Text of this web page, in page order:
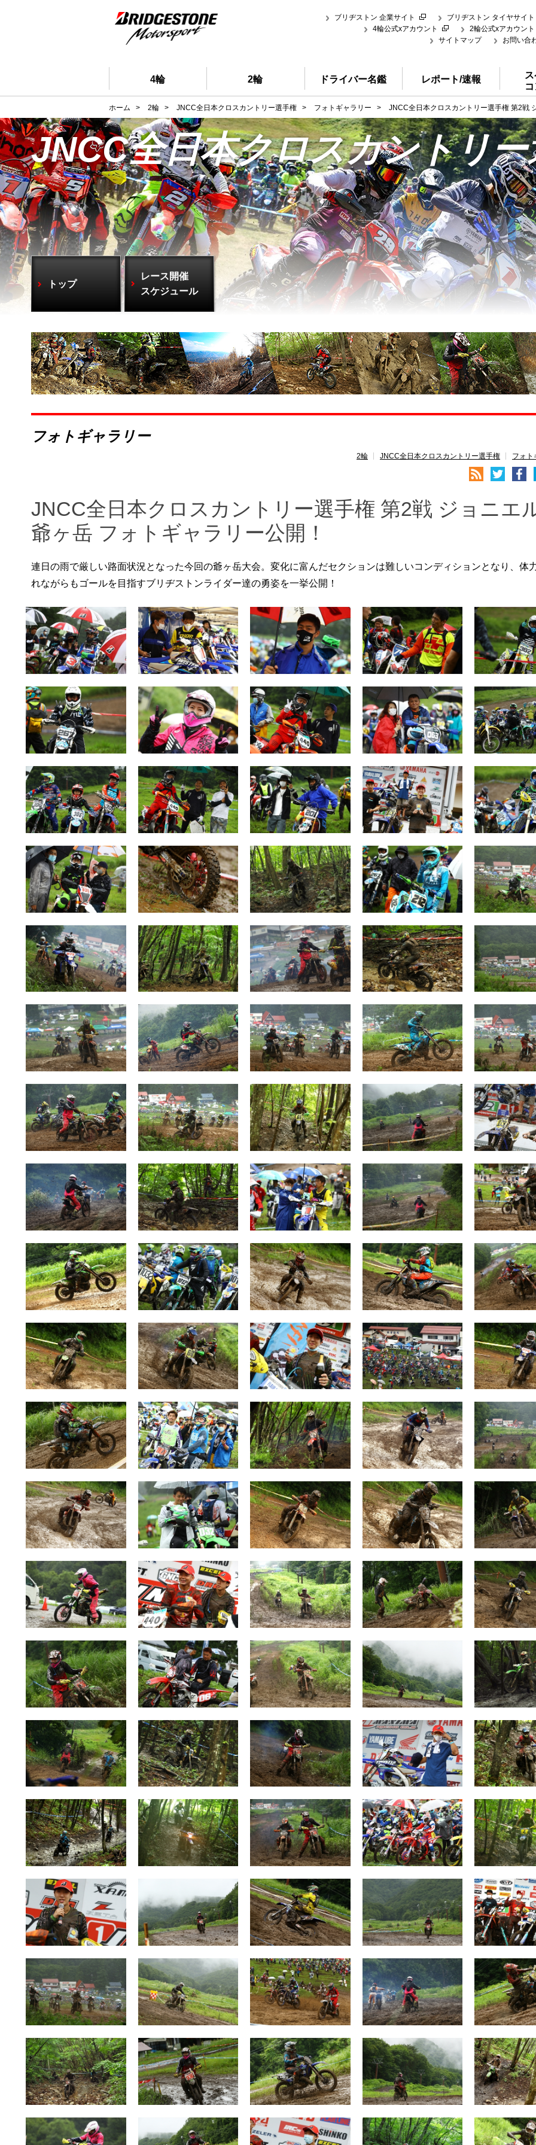
ブリヂストン 企業サイト
ブリヂストン タイヤサイト
4輪公式xアカウント
2輪公式xアカウント
サイトマップ
お問い合
4輪 2輪 ドライバー名鑑 レポート/速報
ホーム > 2輪 > JNCC全日本クロスカントリー選手権 > フォトギャラリー > JNCC全日本クロスカントリー選手権 第2戦
JNCC全日本クロスカントリ
トップ
レース開催
スケジュール
フォトギャラリー
2輪 JNCC全日本クロスカントリー選手権 フォト
JNCC全日本クロスカントリー選手権 第2戦 ジョニエ
爺ヶ岳 フォトギャラリー公開！
連日の雨で厳しい路面状況となった今回の爺ヶ岳大会。変化に富んだセクションは難しいコンディションとなり、体
れながらもゴールを目指すブリヂストンライダー達の勇姿を一挙公開！